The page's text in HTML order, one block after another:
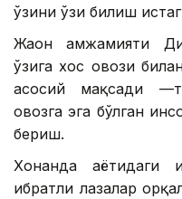
ўзини ўзи билиш
Жаҳон ҳамжамияти
ўзига хос овози
асосий мақсади
овозга эга бўлган
бериш.
Хонанда ҳаётидаги
ибратли лаҳзалар